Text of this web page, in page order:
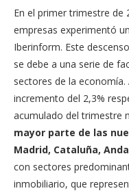
En el primer trimestre de
empresas experimentó
Iberinform. Este
se debe a una serie de
sectores de la
incremento del 2,3%
acumulado del trimestre
mayor parte de las
Madrid, Cataluña,
con sectores
inmobiliario, que